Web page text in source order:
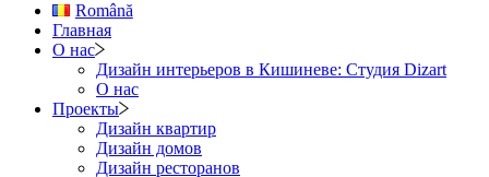
Română
Главная
О нас
Дизайн интерьеров в Кишиневе: Студия Dizart
О нас
Проекты
Дизайн квартир
Дизайн домов
Дизайн ресторанов